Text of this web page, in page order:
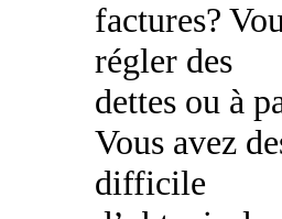
factures?
régler des
dettes ou à
Vous avez
difficile